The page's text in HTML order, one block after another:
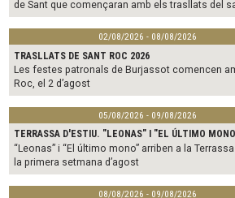
de Sant que començaran amb els trasllats del
02/08/2026 - 08/08/2026
TRASLLATS DE SANT ROC 2026
Les festes patronals de Burjassot comencen
Roc, el 2 d’agost
05/08/2026 - 09/08/2026
TERRASSA D'ESTIU. "LEONAS" I "EL ÚLTIMO
“Leonas” i “El último mono” arriben a la
la primera setmana d’agost
08/08/2026 - 09/08/2026